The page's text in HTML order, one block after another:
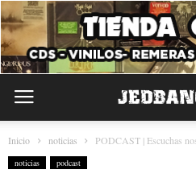
Inicio noticias PODCAST | Escuchas
noticias podcast